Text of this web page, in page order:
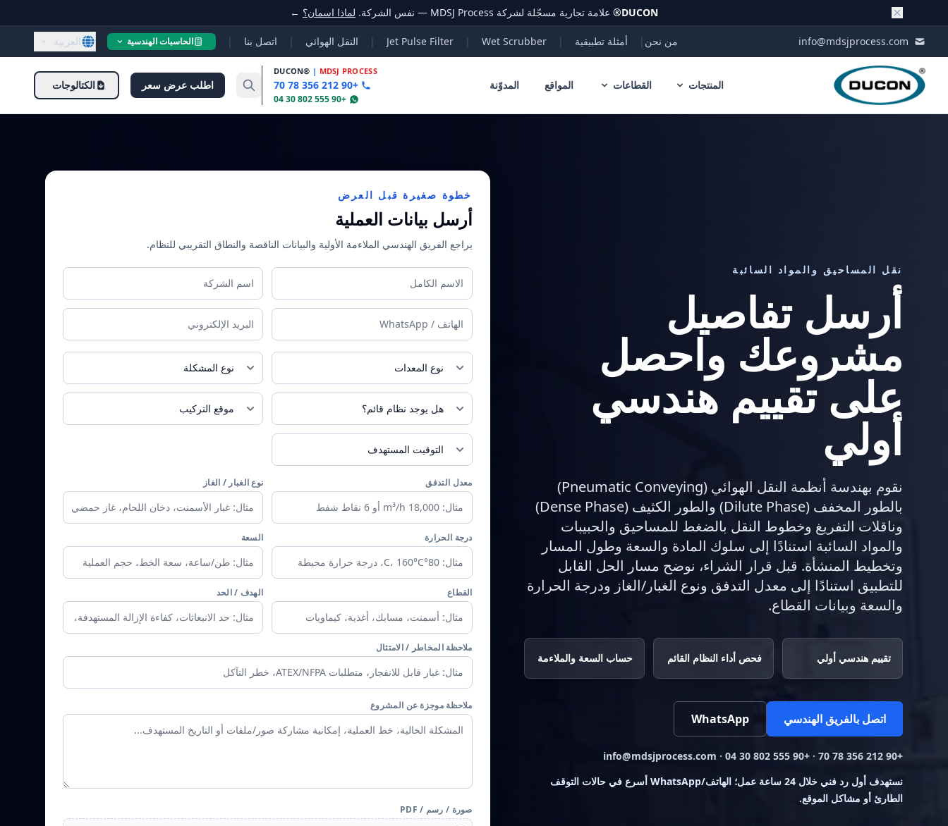
DUCON
® علامة تجارية مسجّلة لشركة MDSJ Process — نفس الشركة. لماذا اسمان؟ ←
info@mdsjprocess.com من نحن | أمثلة تطبيقية |
Wet Scrubber
|
Jet Pulse Filter
| النقل الهوائي | اتصل بنا | الحاسبات الهندسية العربية
المنتجات القطاعات المواقع المدوّنة
DUCON® | MDSJ PROCESS
+90 212 356 78 70
+90 555 802 30 04
اطلب عرض سعر الكتالوجات
نقل المساحيق والمواد السائبة
أرسل تفاصيل
مشروعك واحصل
على تقييم هندسي
أولي
نقوم بهندسة أنظمة النقل الهوائي (Pneumatic Conveying)
بالطور المخفف (Dilute Phase) والطور الكثيف (Dense Phase)
وناقلات التفريغ وخطوط النقل بالضغط للمساحيق والحبيبات
والمواد السائبة استنادًا إلى سلوك المادة والسعة وطول المسار
وتخطيط المنشأة. قبل قرار الشراء، نوضح مسار الحل القابل
للتطبيق استنادًا إلى معدل التدفق ونوع الغبار/الغاز ودرجة الحرارة
والسعة وبيانات القطاع.
تقييم هندسي أولي فحص أداء النظام القائم حساب السعة والملاءمة
اتصل بالفريق الهندسي WhatsApp
+90 212 356 78 70 · +90 555 802 30 04 · info@mdsjprocess.com
نستهدف أول رد فني خلال 24 ساعة عمل؛ الهاتف/WhatsApp أسرع في حالات التوقف
الطارئ أو مشاكل الموقع.
خطوة صغيرة قبل العرض
أرسل بيانات العملية
يراجع الفريق الهندسي الملاءمة الأولية والبيانات الناقصة والنطاق التقريبي للنظام.
الاسم الكامل اسم الشركة
الهاتف Email
فلتر Jet Pulse / فلتر أكياس (Baghouse) تسرب الغبار
موجود ويحتاج إلى تحسين داخل المبنى
عاجل / هذا الشهر
معدل التدفق نوع الغبار / الغاز
درجة الحرارة السعة
القطاع الهدف / الحد
ملاحظة المخاطر / الامتثال
ملاحظة موجزة عن المشروع
صورة / رسم / PDF